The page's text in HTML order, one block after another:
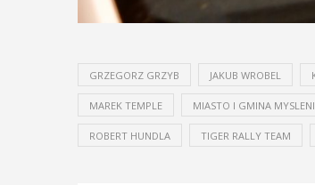
GRZEGORZ GRZYB JAKUB WROBEL
MAREK TEMPLE MIASTO I GMINA
ROBERT HUNDLA TIGER RALLY TEAM